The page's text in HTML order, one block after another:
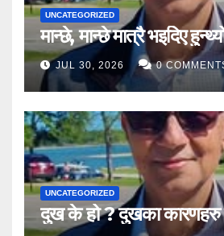
UNCATEGORIZED
मान्छे, मान्छे मात्रै भइदिए
JUL 30, 2026 0
UNCATEGORIZED
दुख के हो ? दुखका